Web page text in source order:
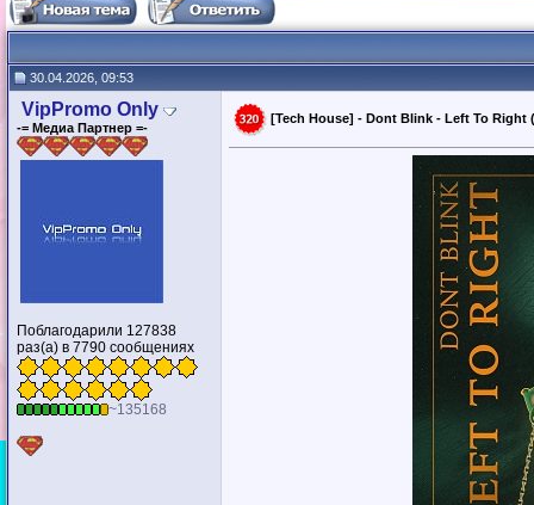
30.04.2026, 09:53
VipPromo Only
-= Медиа Партнер =-
Поблагодарили 127838
раз(а) в 7790 сообщениях
~135168
[Tech House] - Dont Blink - Left To Right